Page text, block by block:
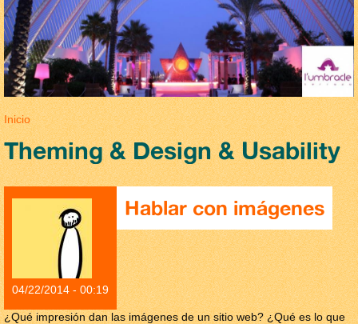
Se encuentra usted aquí
Inicio
Theming & Design & Usability
04/22/2014 - 00:19
Hablar con imágenes
¿Qué impresión dan las imágenes de un sitio web? ¿Qué es lo que